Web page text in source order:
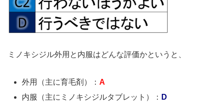
ミノキシジル外用と内服はどんな評価かというと、
外用（主に育毛剤）：A
内服（主にミノキシジルタブレット）： D